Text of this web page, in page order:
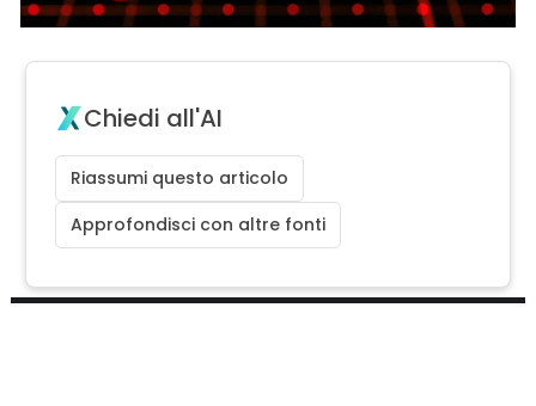
Chiedi all'AI
Riassumi questo articolo
Approfondisci con altre fonti